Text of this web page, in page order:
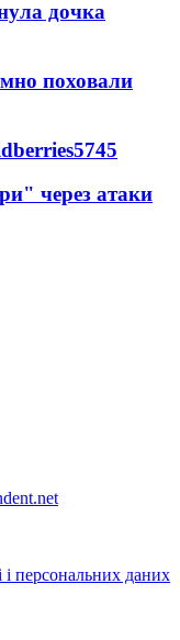
дочка
поховали
5745
через атаки
і персональних даних